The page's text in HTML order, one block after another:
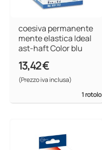
coesiva permanente
mente elastica Ideal
ast-haft Color blu
13,42 €
(Prezzo iva inclusa)
1 rotolo